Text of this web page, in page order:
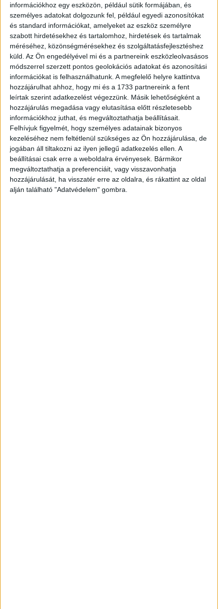
információkhoz egy eszközön, például sütik formájában, és
személyes adatokat dolgozunk fel, például egyedi azonosítókat
és standard információkat, amelyeket az eszköz személyre
szabott hirdetésekhez és tartalomhoz, hirdetések és tartalmak
méréséhez, közönségmérésekhez és szolgáltatásfejlesztéshez
küld. Az Ön engedélyével mi és a partnereink eszközleolvasásos
módszerrel szerzett pontos geolokációs adatokat és azonosítási
információkat is felhasználhatunk. A megfelelő helyre kattintva
hozzájárulhat ahhoz, hogy mi és a 1733 partnereink a fent
leírtak szerint adatkezelést végezzünk. Másik lehetőségként a
hozzájárulás megadása vagy elutasítása előtt részletesebb
információkhoz juthat, és megváltoztathatja beállításait.
Felhívjuk figyelmét, hogy személyes adatainak bizonyos
kezeléséhez nem feltétlenül szükséges az Ön hozzájárulása, de
jogában áll tiltakozni az ilyen jellegű adatkezelés ellen. A
beállításai csak erre a weboldalra érvényesek. Bármikor
megváltoztathatja a preferenciáit, vagy visszavonhatja
hozzájárulását, ha visszatér erre az oldalra, és rákattint az oldal
alján található "Adatvédelem" gombra.
erősíti, ő ezúttal a könnyed hangvételű Napos oldal című
filmmel kerül be a kínálatba, amelyben a főhős nehéz évek
után szeretne újra talpra állni, ám a dolgok csak
bonyolódni látszanak, amikor megismerkedik egy
titokzatos fiatal lánnyal, aki felajánja, hogy segít
visszahódítani egykori kedvesét, ha cserébe majd ő is
megtesz érte valami fontosat, hogy mit, az a filmből
kiderül.
A szintén Oscar-díjas, január 7-én született Nicolas Cage
a Képlet című izgalmas sci-fiben látható az AMC-n, míg a
leginkább Thomas Magnum szerepéről ismert, az év
elején a 78. születésnapját ünneplő Tom Selleck A
Winchester mestere című westernfilmben látható.
Januárban az Éhezők viadala mind a négy része adásba
kerül hétfő esténként az Oscar-díjas Jennifer Lawrence